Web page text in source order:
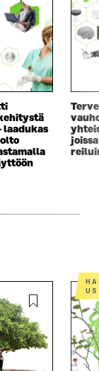
laadukas
HANKEKOKONAISU
US